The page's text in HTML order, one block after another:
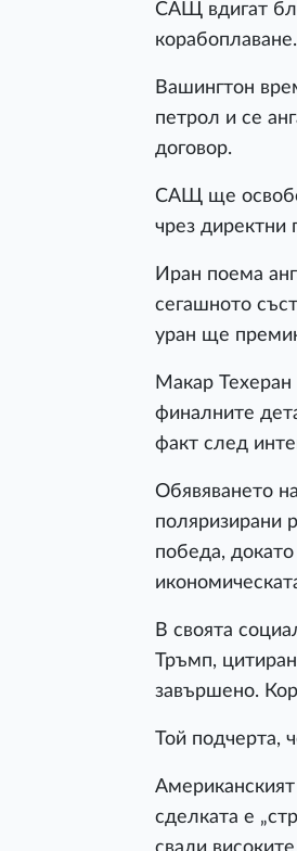
САЩ вдигат
корабоплаване.
Вашингтон
петрол и се
договор.
САЩ ще
чрез директни
Иран поема
сегашното
уран ще
Макар
финалните
факт след
Обявяването
поляризирани
победа,
В своята
Тръмп,
завършено.
Той подчерта,
сделката е